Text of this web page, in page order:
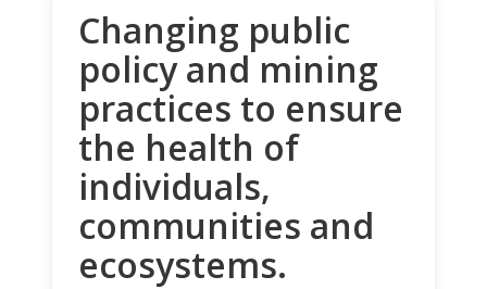
Changing public
policy and mining
practices to ensure
the health of
individuals,
communities and
ecosystems.